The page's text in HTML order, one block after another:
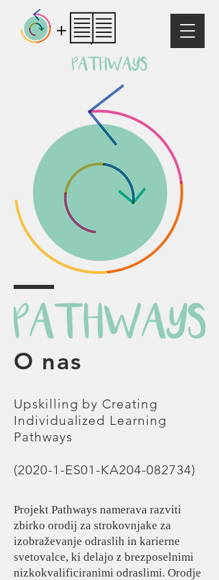
O nas
Upskilling by Creating
Individualized Learning
Pathways
(2020-1-ES01-KA204-082734)
Projekt Pathways namerava razviti
zbirko orodij za strokovnjake za
izobraževanje odraslih in karierne
svetovalce, ki delajo z brezposelnimi
nizkokvalificiranimi odraslimi. Orodje